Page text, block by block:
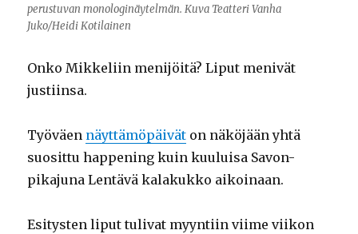
perustuvan monologinäytelmän. Kuva Teatteri Vanha
Juko/Heidi Kotilainen
Onko Mikkeliin menijöitä? Liput menivät
justiinsa.
Työväen näyttämöpäivät on näköjään yhtä
suosittu happening kuin kuuluisa Savon-
pikajuna Lentävä kalakukko aikoinaan.
Esitysten liput tulivat myyntiin viime viikon